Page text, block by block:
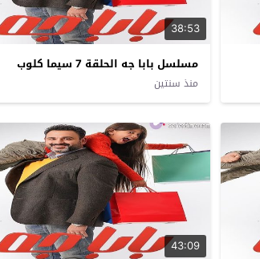
38:53
مسلسل بابا جه الحلقة 7 سيما كلوب
منذ سنتين
43:09